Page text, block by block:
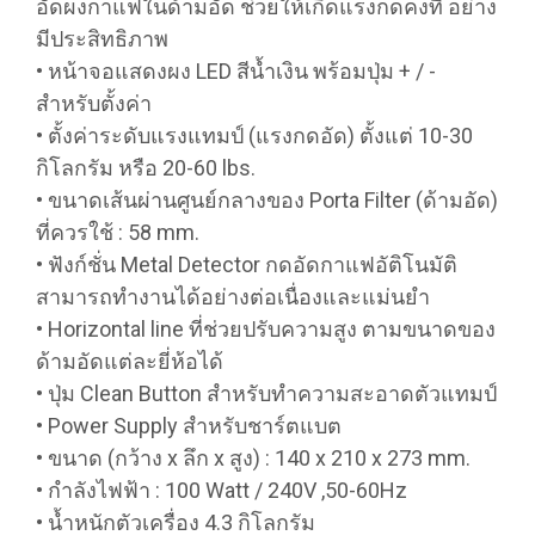
อัดผงกาแฟในด้ามอัด ช่วยให้เกิดแรงกดคงที่ อย่าง
มีประสิทธิภาพ
• หน้าจอแสดงผง LED สีน้ำเงิน พร้อมปุ่ม + / -
สำหรับตั้งค่า
• ตั้งค่าระดับแรงแทมป์ (แรงกดอัด) ตั้งแต่ 10-30
กิโลกรัม หรือ 20-60 lbs.
• ขนาดเส้นผ่านศูนย์กลางของ Porta Filter (ด้ามอัด)
ที่ควรใช้ : 58 mm.
• ฟังก์ชั่น Metal Detector กดอัดกาแฟอัติโนมัติ
สามารถทำงานได้อย่างต่อเนื่องและแม่นยำ
• Horizontal line ที่ช่วยปรับความสูง ตามขนาดของ
ด้ามอัดแต่ละยี่ห้อได้
• ปุ่ม Clean Button สำหรับทำความสะอาดตัวแทมป์
• Power Supply สำหรับชาร์ตแบต
• ขนาด (กว้าง x ลึก x สูง) : 140 x 210 x 273 mm.
• กำลังไฟฟ้า : 100 Watt / 240V ,50-60Hz
• น้ำหนักตัวเครื่อง 4.3 กิโลกรัม